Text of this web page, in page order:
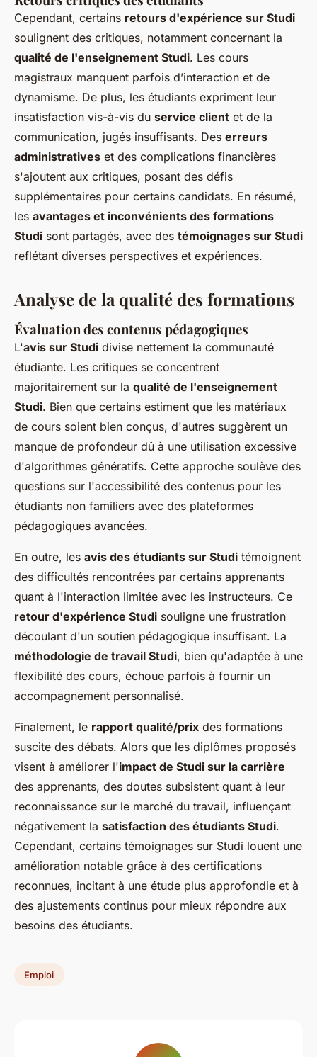
Cependant, certains retours d'expérience sur Studi
soulignent des critiques, notamment concernant la
qualité de l'enseignement Studi. Les cours
magistraux manquent parfois d’interaction et de
dynamisme. De plus, les étudiants expriment leur
insatisfaction vis-à-vis du service client et de la
communication, jugés insuffisants. Des erreurs
administratives et des complications financières
s'ajoutent aux critiques, posant des défis
supplémentaires pour certains candidats. En résumé,
les avantages et inconvénients des formations
Studi sont partagés, avec des témoignages sur Studi
reflétant diverses perspectives et expériences.
Analyse de la qualité des formations
Évaluation des contenus pédagogiques
L'avis sur Studi divise nettement la communauté
étudiante. Les critiques se concentrent
majoritairement sur la qualité de l'enseignement
Studi. Bien que certains estiment que les matériaux
de cours soient bien conçus, d'autres suggèrent un
manque de profondeur dû à une utilisation excessive
d'algorithmes génératifs. Cette approche soulève des
questions sur l'accessibilité des contenus pour les
étudiants non familiers avec des plateformes
pédagogiques avancées.
En outre, les avis des étudiants sur Studi témoignent
des difficultés rencontrées par certains apprenants
quant à l'interaction limitée avec les instructeurs. Ce
retour d'expérience Studi souligne une frustration
découlant d'un soutien pédagogique insuffisant. La
méthodologie de travail Studi, bien qu'adaptée à une
flexibilité des cours, échoue parfois à fournir un
accompagnement personnalisé.
Finalement, le rapport qualité/prix des formations
suscite des débats. Alors que les diplômes proposés
visent à améliorer l'impact de Studi sur la carrière
des apprenants, des doutes subsistent quant à leur
reconnaissance sur le marché du travail, influençant
négativement la satisfaction des étudiants Studi.
Cependant, certains témoignages sur Studi louent une
amélioration notable grâce à des certifications
reconnues, incitant à une étude plus approfondie et à
des ajustements continus pour mieux répondre aux
besoins des étudiants.
Emploi